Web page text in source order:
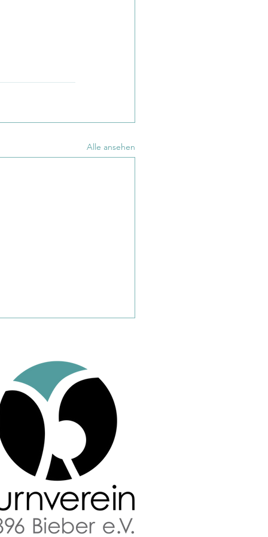
Alle ansehen
stark: Der TV
beim MS-
2026! 🏃‍♂️🏃‍♀️